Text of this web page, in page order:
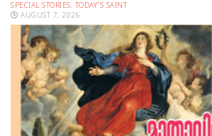
SPECIAL STORIES, TODAY'S SAINT
AUGUST 7, 2026